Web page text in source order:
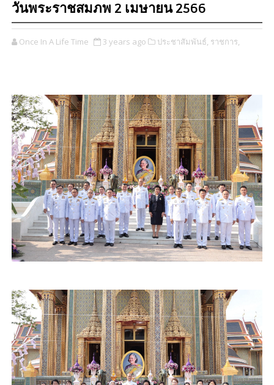
วันพระราชสมภพ 2 เมษายน 2566
Once In A Life Time 3 years ago ประชาสัมพันธ์, ราชการ,